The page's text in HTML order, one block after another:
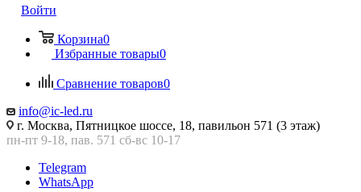
Войти
Корзина0
Избранные товары0
Сравнение товаров0
info@ic-led.ru
г. Москва, Пятницкое шоссе, 18, павильон 571 (3 этаж)
пн-пт 9-18, пав. 571 сб-вс 10-17
Telegram
WhatsApp